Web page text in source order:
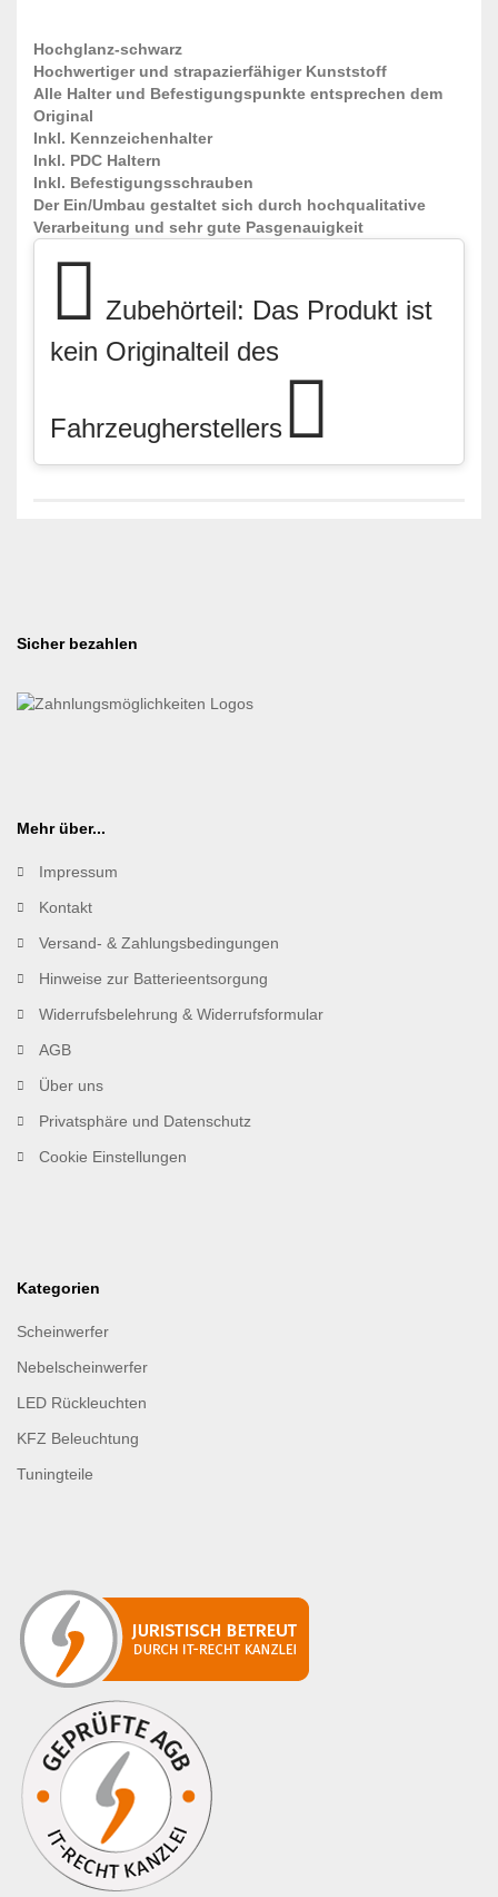
Hochglanz-schwarz
Hochwertiger und strapazierfähiger Kunststoff
Alle Halter und Befestigungspunkte entsprechen dem
Original
Inkl. Kennzeichenhalter
Inkl. PDC Haltern
Inkl. Befestigungsschrauben
Der Ein/Umbau gestaltet sich durch hochqualitative
Verarbeitung und sehr gute Pasgenauigkeit
Zubehörteil: Das Produkt ist
kein Originalteil des
Fahrzeugherstellers
Sicher bezahlen
Mehr über...
Impressum
Kontakt
Versand- & Zahlungsbedingungen
Hinweise zur Batterieentsorgung
Widerrufsbelehrung & Widerrufsformular
AGB
Über uns
Privatsphäre und Datenschutz
Cookie Einstellungen
Kategorien
Scheinwerfer
Nebelscheinwerfer
LED Rückleuchten
KFZ Beleuchtung
Tuningteile